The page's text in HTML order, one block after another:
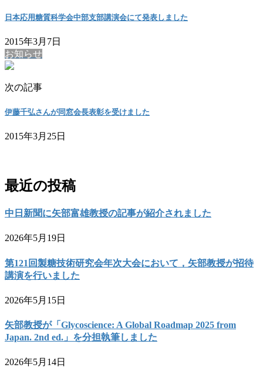
日本応用糖質科学会中部支部講演会にて発表しました
2015年3月7日
お知らせ
次の記事
伊藤千弘さんが同窓会長表彰を受けました
2015年3月25日
最近の投稿
中日新聞に矢部富雄教授の記事が紹介されました
2026年5月19日
第121回製糖技術研究会年次大会において，矢部教授が招待
講演を行いました
2026年5月15日
矢部教授が「Glycoscience: A Global Roadmap 2025 from
Japan. 2nd ed.」を分担執筆しました
2026年5月14日